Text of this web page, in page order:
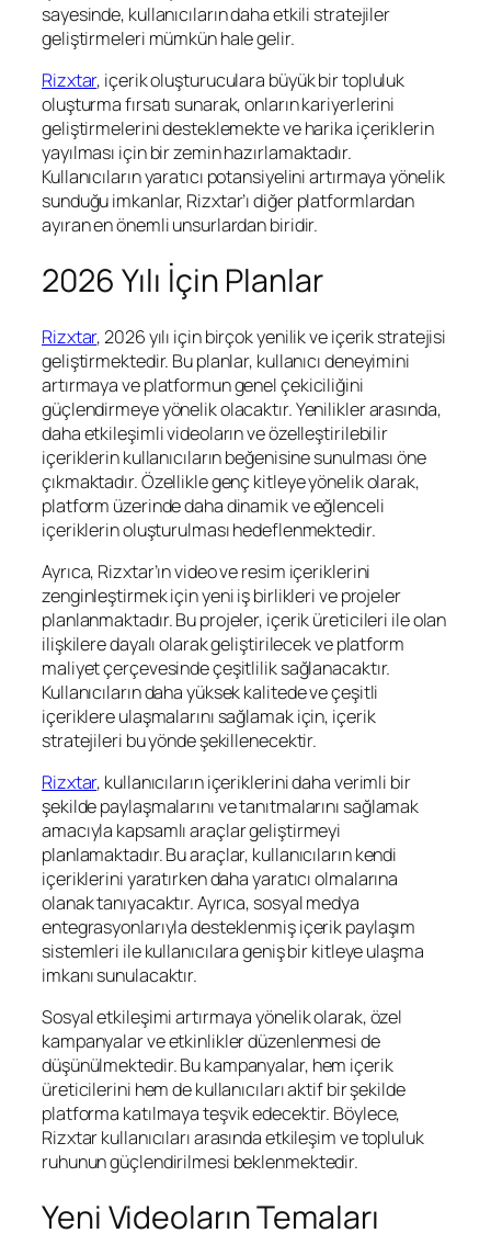
sayesinde, kullanıcıların daha etkili stratejiler
geliştirmeleri mümkün hale gelir.
Rizxtar, içerik oluşturuculara büyük bir topluluk
oluşturma fırsatı sunarak, onların kariyerlerini
geliştirmelerini desteklemekte ve harika içeriklerin
yayılması için bir zemin hazırlamaktadır.
Kullanıcıların yaratıcı potansiyelini artırmaya yönelik
sunduğu imkanlar, Rizxtar’ı diğer platformlardan
ayıran en önemli unsurlardan biridir.
2026 Yılı İçin Planlar
Rizxtar, 2026 yılı için birçok yenilik ve içerik stratejisi
geliştirmektedir. Bu planlar, kullanıcı deneyimini
artırmaya ve platformun genel çekiciliğini
güçlendirmeye yönelik olacaktır. Yenilikler arasında,
daha etkileşimli videoların ve özelleştirilebilir
içeriklerin kullanıcıların beğenisine sunulması öne
çıkmaktadır. Özellikle genç kitleye yönelik olarak,
platform üzerinde daha dinamik ve eğlenceli
içeriklerin oluşturulması hedeflenmektedir.
Ayrıca, Rizxtar’ın video ve resim içeriklerini
zenginleştirmek için yeni iş birlikleri ve projeler
planlanmaktadır. Bu projeler, içerik üreticileri ile olan
ilişkilere dayalı olarak geliştirilecek ve platform
maliyet çerçevesinde çeşitlilik sağlanacaktır.
Kullanıcıların daha yüksek kalitede ve çeşitli
içeriklere ulaşmalarını sağlamak için, içerik
stratejileri bu yönde şekillenecektir.
Rizxtar, kullanıcıların içeriklerini daha verimli bir
şekilde paylaşmalarını ve tanıtmalarını sağlamak
amacıyla kapsamlı araçlar geliştirmeyi
planlamaktadır. Bu araçlar, kullanıcıların kendi
içeriklerini yaratırken daha yaratıcı olmalarına
olanak tanıyacaktır. Ayrıca, sosyal medya
entegrasyonlarıyla desteklenmiş içerik paylaşım
sistemleri ile kullanıcılara geniş bir kitleye ulaşma
imkanı sunulacaktır.
Sosyal etkileşimi artırmaya yönelik olarak, özel
kampanyalar ve etkinlikler düzenlenmesi de
düşünülmektedir. Bu kampanyalar, hem içerik
üreticilerini hem de kullanıcıları aktif bir şekilde
platforma katılmaya teşvik edecektir. Böylece,
Rizxtar kullanıcıları arasında etkileşim ve topluluk
ruhunun güçlendirilmesi beklenmektedir.
Yeni Videoların Temaları